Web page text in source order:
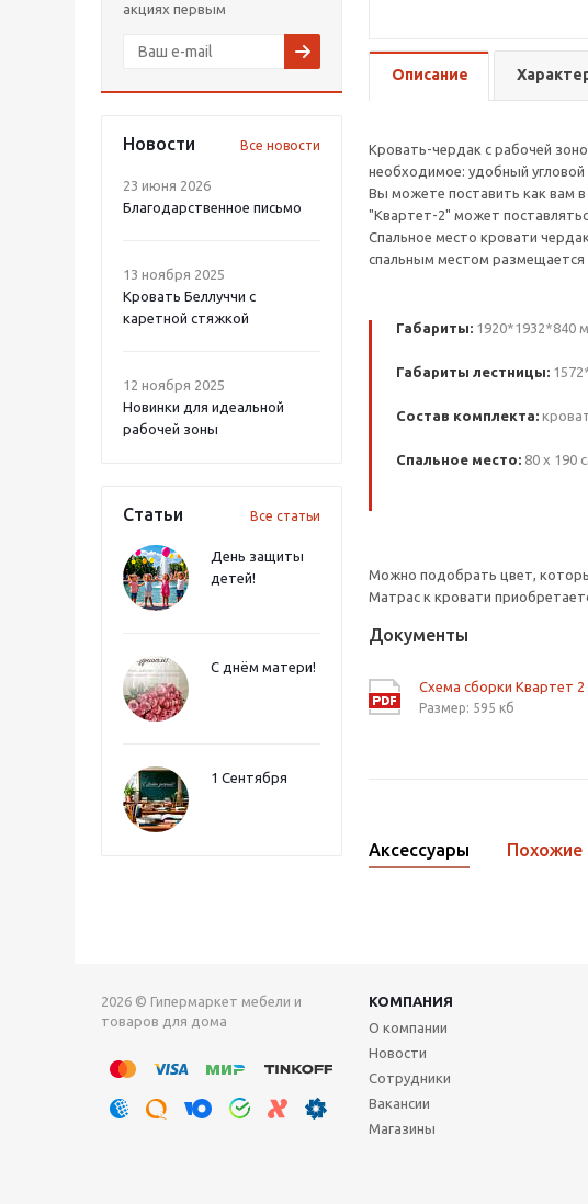
акциях первым
Новости Все новости
23 июня 2026
Благодарственное письмо
13 ноября 2025
Кровать Беллуччи с
каретной стяжкой
12 ноября 2025
Новинки для идеальной
рабочей зоны
Статьи Все статьи
День защиты
детей!
С днём матери!
1 Сентября
Описание
Кровать-чердак с рабочей
необходимое: удобный
Вы можете поставить как вам
"Квартет-2" может
Спальное место кровати
спальным местом размещается
Габариты: 1920*1932*840
Габариты лестницы:
Состав комплекта:
Спальное место: 80 х 190
Можно подобрать цвет,
Матрас к кровати
Документы
Схема сборки Квартет 2
Размер: 595 кб
Аксессуары Похожие
2026 © Гипермаркет мебели и
товаров для дома
КОМПАНИЯ
О компании
Новости
Сотрудники
Вакансии
Магазины